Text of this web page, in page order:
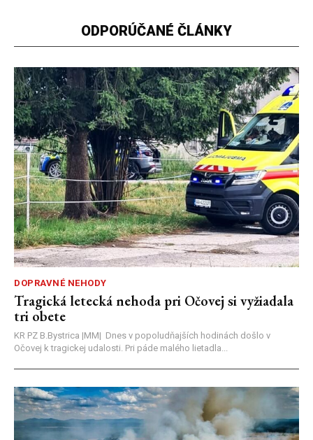
ODPORÚČANÉ ČLÁNKY
DOPRAVNÉ NEHODY
Tragická letecká nehoda pri Očovej si vyžiadala
tri obete
KR PZ B.Bystrica |MM| Dnes v popoludňajších hodinách došlo v
Očovej k tragickej udalosti. Pri páde malého lietadla...